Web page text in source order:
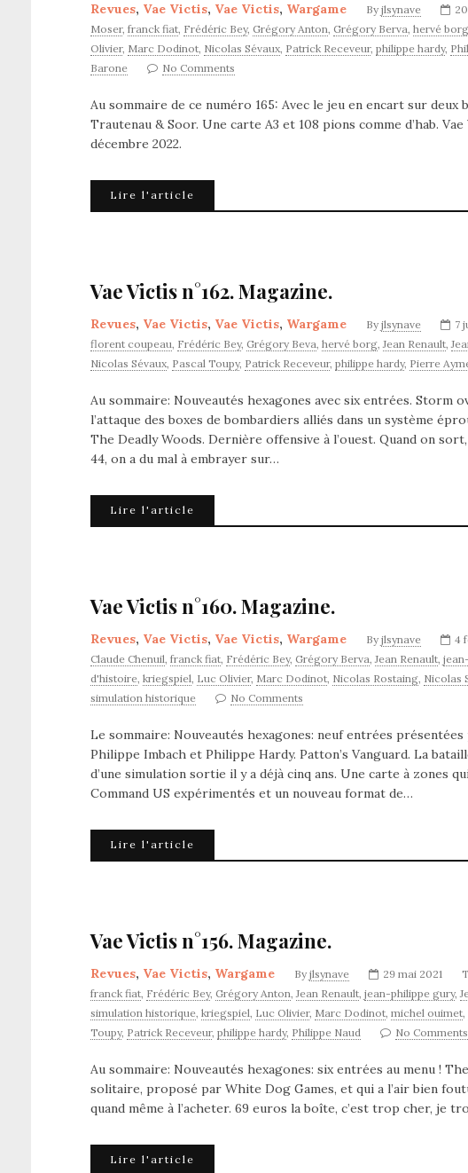
Revues, Vae Victis, Vae Victis, Wargame By jlsynave
Moser, franck fiat, Frédéric Bey, Grégory Anton, Grégory Berva, hervé borg
Olivier, Marc Dodinot, Nicolas Sévaux, Patrick Receveur, philippe hardy,
Barone
No Comments
Au sommaire de ce numéro 165: Avec le jeu en encart sur
Trautenau & Soor. Une carte A3 et 108 pions comme d’hab.
décembre 2022.
Lire l'article
Vae Victis n°162. Magazine.
Revues, Vae Victis, Vae Victis, Wargame By jlsynave 7
florent coupeau, Frédéric Bey, Grégory Beva, hervé borg,Jean Renault,
Nicolas Sévaux, Pascal Toupy, Patrick Receveur, philippe hardy, Pierre
Au sommaire: Nouveautés hexagones avec six entrées. Storm
l’attaque des boxes de bombardiers alliés dans un système
The Deadly Woods. Dernière offensive à l’ouest. Quand on
44, on a du mal à embrayer sur…
Lire l'article
Vae Victis n°160. Magazine.
Revues, Vae Victis, Vae Victis, Wargame By jlsynave 4
Claude Chenuil, franck fiat, Frédéric Bey, Grégory Berva,Jean Renault,
d'histoire, kriegspiel, Luc Olivier, Marc Dodinot, Nicolas Rostaing, Nicolas
simulation historique
No Comments
Le sommaire: Nouveautés hexagones: neuf entrées
Philippe Imbach et Philippe Hardy. Patton’s Vanguard. La
d’une simulation sortie il y a déjà cinq ans. Une carte à zones
Command US expérimentés et un nouveau format de…
Lire l'article
Vae Victis n°156. Magazine.
Revues, Vae Victis, Wargame By jlsynave 29 mai 2021
franck fiat, Frédéric Bey, Grégory Anton,Jean Renault, jean-philippe gury,
simulation historique, kriegspiel, Luc Olivier, Marc Dodinot, michel ouimet,
Toupy, Patrick Receveur, philippe hardy, Philippe Naud No Comments
Au sommaire: Nouveautés hexagones: six entrées au menu !
solitaire, proposé par White Dog Games, et qui a l’air bien
quand même à l’acheter. 69 euros la boîte, c’est trop cher, je
Lire l'article